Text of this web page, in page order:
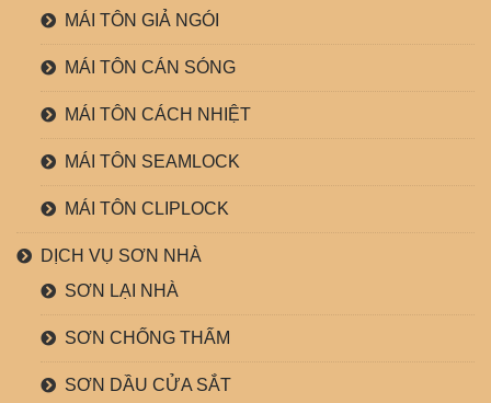
MÁI TÔN GIẢ NGÓI
MÁI TÔN CÁN SÓNG
MÁI TÔN CÁCH NHIỆT
MÁI TÔN SEAMLOCK
MÁI TÔN CLIPLOCK
DỊCH VỤ SƠN NHÀ
SƠN LẠI NHÀ
SƠN CHỐNG THẤM
SƠN DẦU CỬA SẮT